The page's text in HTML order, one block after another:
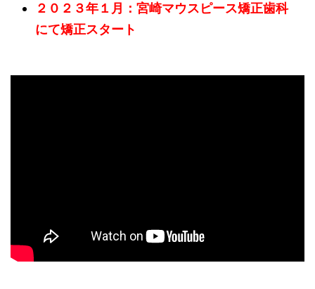
２０２３年１月：宮崎マウスピース矯正歯科
にて矯正スタート